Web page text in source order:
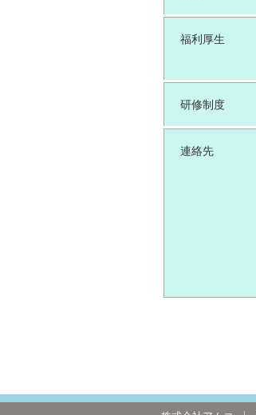
福利厚生
研修制度
連絡先